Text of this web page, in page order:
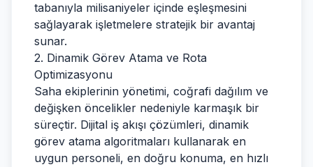
tabanıyla milisaniyeler içinde eşleşmesini
sağlayarak işletmelere stratejik bir avantaj
sunar.
2. Dinamik Görev Atama ve Rota
Optimizasyonu
Saha ekiplerinin yönetimi, coğrafi dağılım ve
değişken öncelikler nedeniyle karmaşık bir
süreçtir. Dijital iş akışı çözümleri, dinamik
görev atama algoritmaları kullanarak en
uygun personeli, en doğru konuma, en hızlı